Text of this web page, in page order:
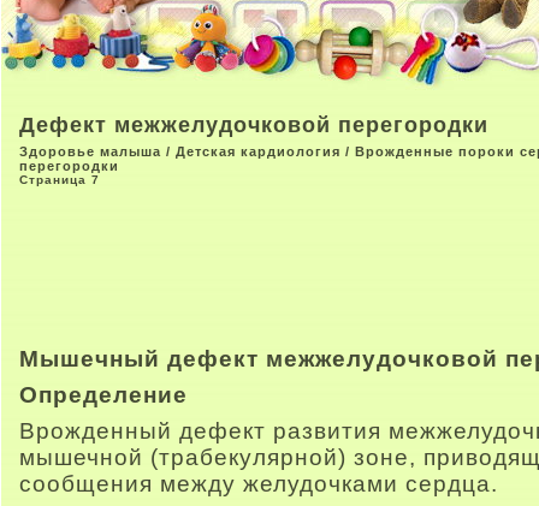
Дефект межжелудочковой перегородки
Здоровье малыша / Детская кардиология / Врожденные пороки
перегородки
Страница 7
Мышечный дефект межжелудочковой
Определение
Врожденный дефект развития
мышечной (трабекулярной) зоне,
сообщения между желудочками сердца.